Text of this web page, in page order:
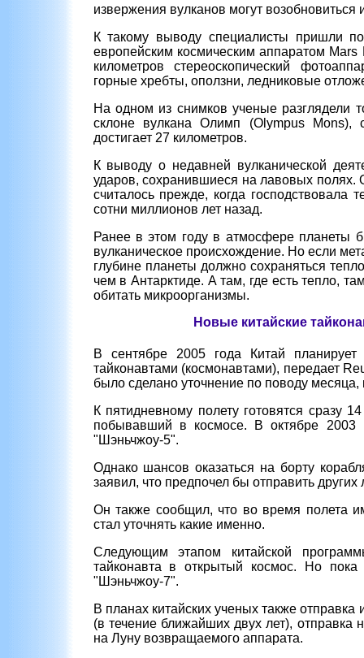
извержения вулканов могут возобновиться
К такому выводу специалисты пришли
европейским космическим аппаратом
километров стереоскопический
горные хребты, оползни, ледниковые
На одном из снимков ученые разглядели
склоне вулкана Олимп (Olympus
достигает 27 километров.
К выводу о недавней вулканической
ударов, сохранившиеся на лавовых полях.
считалось прежде, когда господствовала
сотни миллионов лет назад.
Ранее в этом году в атмосфере планеты
вулканическое происхождение. Но если
глубине планеты должно сохраняться
чем в Антарктиде. А там, где есть тепло,
обитать микроорганизмы.
Новые китайские
В сентябре 2005 года Китай
тайконавтами (космонавтами), передает
было сделано уточнение по поводу месяца,
К пятидневному полету готовятся сразу
побывавший в космосе. В октябре 2003
"Шэньчжоу-5".
Однако шансов оказаться на борту
заявил, что предпочел бы отправить
Он также сообщил, что во время полета
стал уточнять какие именно.
Следующим этапом китайской
тайконавта в открытый космос. Но
"Шэньчжоу-7".
В планах китайских ученых также
(в течение ближайших двух лет), отправка
на Луну возвращаемого аппарата.